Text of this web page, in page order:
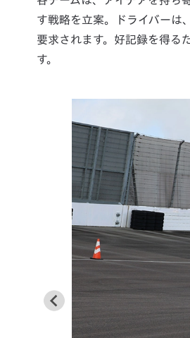
す戦略を立案。ドライバーは
要求されます。好記録を得る
す。